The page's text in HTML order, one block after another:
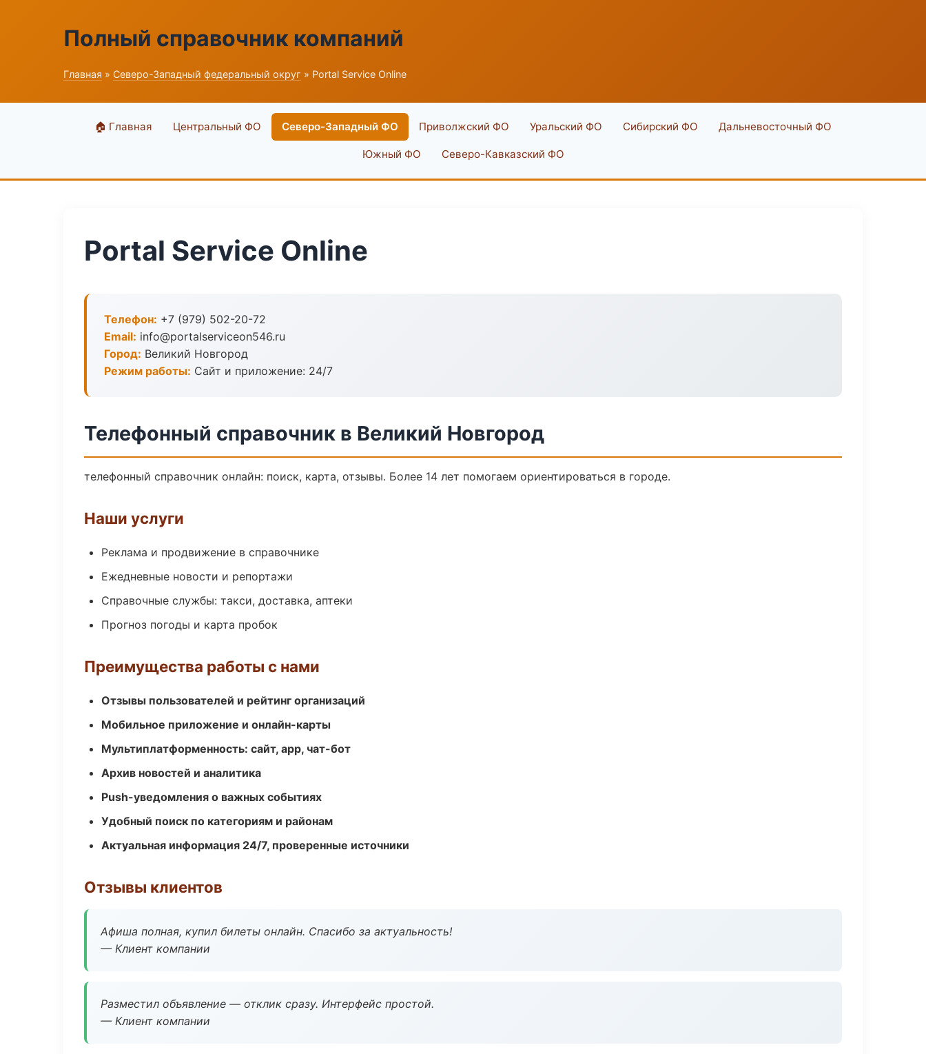
Полный справочник компаний
Главная » Северо-Западный федеральный округ » Portal Service Online
🏠 Главная Центральный ФО Северо-Западный ФО Приволжский ФО Уральский ФО Сибирский ФО Дальневосточный ФО
Южный ФО Северо-Кавказский ФО
Portal Service Online
Телефон: +7 (979) 502-20-72
Email: info@portalserviceon546.ru
Город: Великий Новгород
Режим работы: Сайт и приложение: 24/7
Телефонный справочник в Великий Новгород
телефонный справочник онлайн: поиск, карта, отзывы. Более 14 лет помогаем ориентироваться в городе.
Наши услуги
Реклама и продвижение в справочнике
Ежедневные новости и репортажи
Справочные службы: такси, доставка, аптеки
Прогноз погоды и карта пробок
Преимущества работы с нами
Отзывы пользователей и рейтинг организаций
Мобильное приложение и онлайн-карты
Мультиплатформенность: сайт, app, чат-бот
Архив новостей и аналитика
Push-уведомления о важных событиях
Удобный поиск по категориям и районам
Актуальная информация 24/7, проверенные источники
Отзывы клиентов
Афиша полная, купил билеты онлайн. Спасибо за актуальность!
— Клиент компании
Разместил объявление — отклик сразу. Интерфейс простой.
— Клиент компании